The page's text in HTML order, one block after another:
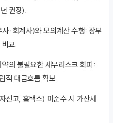
권장).
·회계사)와 모의계산 수행: 장부
교.
의 불필요한 세무리스크 회피:
적 대금흐름 확보.
신고, 홈택스) 미준수 시 가산세